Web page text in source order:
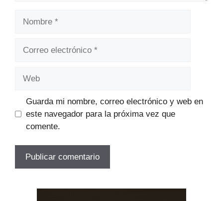
Guarda mi nombre, correo electrónico y web en
este navegador para la próxima vez que
comente.